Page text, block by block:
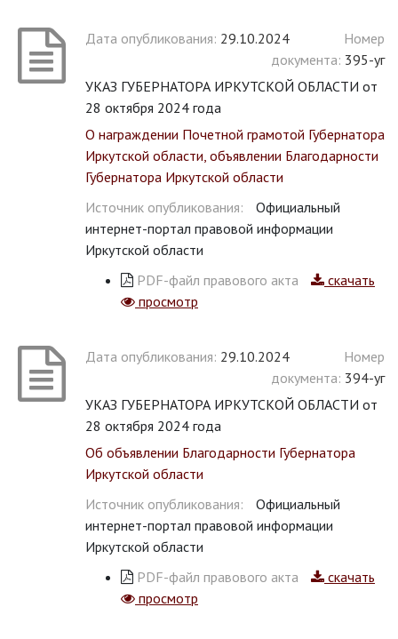
Дата опубликования: 29.10.2024
Номер
документа: 395-уг
УКАЗ ГУБЕРНАТОРА ИРКУТСКОЙ ОБЛАСТИ от
28 октября 2024 года
О награждении Почетной грамотой Губернатора
Иркутской области, объявлении Благодарности
Губернатора Иркутской области
Источник опубликования:
Официальный
интернет-портал правовой информации
Иркутской области
PDF-файл правового акта
скачать
просмотр
Дата опубликования: 29.10.2024
Номер
документа: 394-уг
УКАЗ ГУБЕРНАТОРА ИРКУТСКОЙ ОБЛАСТИ от
28 октября 2024 года
Об объявлении Благодарности Губернатора
Иркутской области
Источник опубликования:
Официальный
интернет-портал правовой информации
Иркутской области
PDF-файл правового акта
скачать
просмотр